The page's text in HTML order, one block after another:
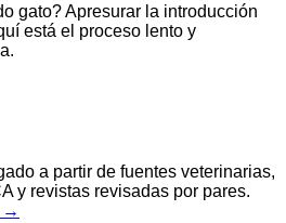
gato? Apresurar la introducción
está el proceso lento y
a partir de fuentes veterinarias,
y revistas revisadas por pares.
→